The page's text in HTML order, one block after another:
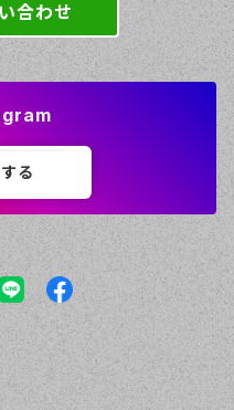
合わせ
る